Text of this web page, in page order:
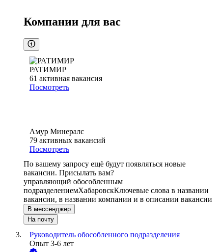
Компании для вас
РАТИМИР
61 активная вакансия
Посмотреть
Амур Минералс
79 активных вакансий
Посмотреть
По вашему запросу ещё будут появляться новые
вакансии. Присылать вам?
управляющий обособленным
подразделениемХабаровскКлючевые слова в названии
вакансии, в названии компании и в описании вакансии
В мессенджер
На почту
Руководитель обособленного подразделения
Опыт 3-6 лет